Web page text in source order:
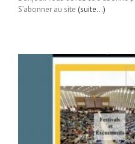
S’abonner au site (suite…)